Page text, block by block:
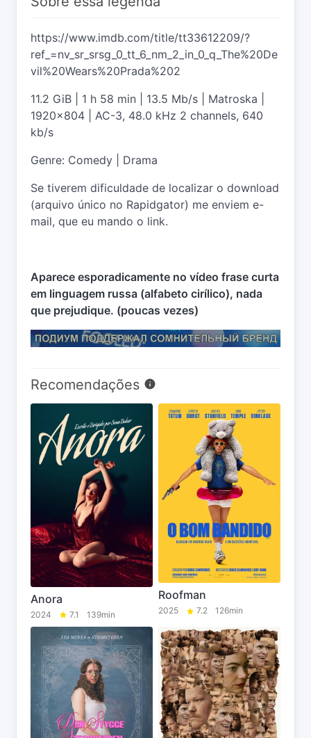
https://www.imdb.com/title/tt33612209/?
ref_=nv_sr_srsg_0_tt_6_nm_2_in_0_q_The%20De
vil%20Wears%20Prada%202
11.2 GiB | 1 h 58 min | 13.5 Mb/s | Matroska |
1920x804 | AC-3, 48.0 kHz 2 channels, 640
kb/s
Genre: Comedy | Drama
Se tiverem dificuldade de localizar o download
(arquivo único no Rapidgator) me enviem e-
mail, que eu mando o link.
Aparece esporadicamente no vídeo frase curta
em linguagem russa (alfabeto cirílico), nada
que prejudique. (poucas vezes)
Recomendações
Anora
2024 7.1 139min
Roofman
2025 7.2 126min